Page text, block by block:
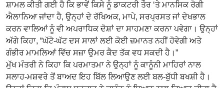
ਸ਼ਾਮਲ ਕੀਤੀ ਗਈ ਹੈ ਕਿ ਭਾਵੇਂ ਕਿਸੇ ਨੂੰ ਡਾਕਟਰੀ ਤੌਰ ‘ਤੇ ਮਾਨਸਿਕ ਰੋਗੀ
ਐਲਾਨਿਆ ਜਾਂਦਾ ਹੈ, ਉਨ੍ਹਾਂ ਦੇ ਰੱਖਿਅਕ, ਮਾਪੇ, ਸਰਪ੍ਰਸਤ ਜਾਂ ਦੇਖਭਾਲ
ਕਰਨ ਵਾਲਿਆਂ ਨੂੰ ਵੀ ਅਪਰਾਧਿਕ ਦੋਸ਼ਾਂ ਦਾ ਸਾਹਮਣਾ ਕਰਨਾ ਪਵੇਗਾ। ਉਨ੍ਹਾਂ
ਅੱਗੇ ਕਿਹਾ, “ਘੱਟੋ-ਘੱਟ ਦਸ ਸਾਲਾਂ ਲਈ ਕੋਈ ਜ਼ਮਾਨਤ ਨਹੀਂ ਹੋਵੇਗੀ ਅਤੇ
ਗੰਭੀਰ ਮਾਮਲਿਆਂ ਵਿੱਚ ਸਜ਼ਾ ਉਮਰ ਕੈਦ ਤੱਕ ਵਧ ਸਕਦੀ ਹੈ।”
ਮੁੱਖ ਮੰਤਰੀ ਨੇ ਕਿਹਾ ਕਿ ਪਰਮਾਤਮਾ ਨੇ ਉਨ੍ਹਾਂ ਨੂੰ ਕਾਨੂੰਨੀ ਮਾਹਿਰਾਂ ਨਾਲ
ਸਲਾਹ-ਮਸ਼ਵਰੇ ਤੋਂ ਬਾਅਦ ਇਹ ਬਿੱਲ ਲਿਆਉਣ ਲਈ ਬਲ-ਬੁੱਧੀ ਬਖਸ਼ੀ ਹੈ।